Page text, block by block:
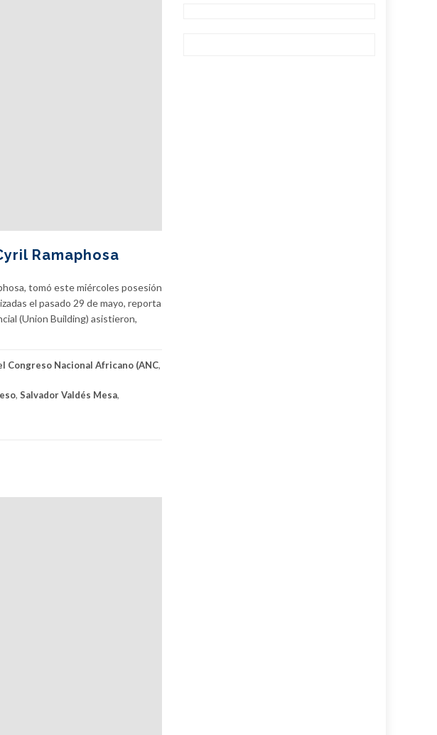
Ramaphosa
tomó este miércoles posesión
el pasado 29 de mayo, reporta
(Union Building) asistieron,
Congreso Nacional Africano (ANC,
, Salvador Valdés Mesa,